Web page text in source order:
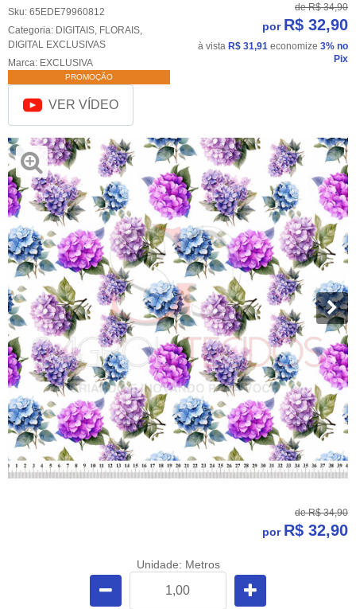
Sku: 65EDE79960812
Categoria: DIGITAIS, FLORAIS,
DIGITAL EXCLUSIVAS
Marca: EXCLUSIVA
PROMOÇÃO
de R$ 34,90
por R$ 32,90
à vista R$ 31,91 economize 3% no
Pix
VER VÍDEO
de R$ 34,90
por R$ 32,90
Unidade: Metros